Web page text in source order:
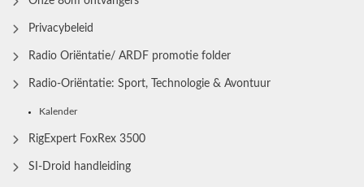
Privacybeleid
Radio Oriëntatie/ ARDF promotie folder
Radio‑Oriëntatie: Sport, Technologie & Avontuur
Kalender
RigExpert FoxRex 3500
SI-Droid handleiding